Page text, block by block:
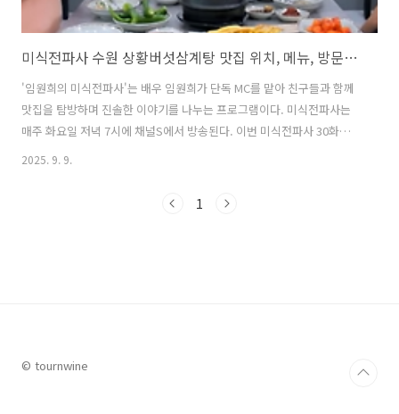
미식전파사 수원 상황버섯삼계탕 맛집 위치, 메뉴, 방문팁 총정리
'임원희의 미식전파사'는 배우 임원희가 단독 MC를 맡아 친구들과 함께
맛집을 탐방하며 진솔한 이야기를 나누는 프로그램이다. 미식전파사는
매주 화요일 저녁 7시에 채널S에서 방송된다. 이번 미식전파사 30화에
서는 맛집 탐방 친구로 배우 박한별이 초대되었다. 이번 방송에서 소개된
었는데, 이번 글에서는 이 수원에 위치한 상황버섯삼계탕 맛집의 위치,
2025. 9. 9.
1
© tournwine